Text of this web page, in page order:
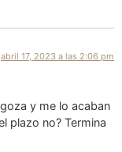
abril 17, 2023 a las 2:06 pm
y me lo acaban
plazo no? Termina